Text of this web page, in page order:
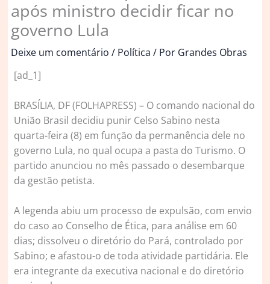
após ministro decidir ficar no
governo Lula
Deixe um comentário / Política / Por Grandes Obras
[ad_1]
BRASÍLIA, DF (FOLHAPRESS) – O comando nacional do
União Brasil decidiu punir Celso Sabino nesta
quarta-feira (8) em função da permanência dele no
governo Lula, no qual ocupa a pasta do Turismo. O
partido anunciou no mês passado o desembarque
da gestão petista.
A legenda abiu um processo de expulsão, com envio
do caso ao Conselho de Ética, para análise em 60
dias; dissolveu o diretório do Pará, controlado por
Sabino; e afastou-o de toda atividade partidária. Ele
era integrante da executiva nacional e do diretório